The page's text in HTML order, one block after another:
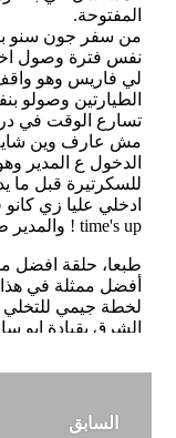
تصفّح
السابق